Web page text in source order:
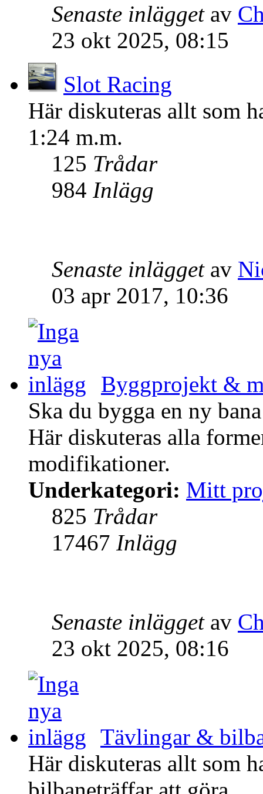
Senaste inläggetav
23 okt 2025, 08:15
Slot Racing
Här diskuteras allt som
1:24 m.m.
125 Trådar
984 Inlägg
Senaste inläggetav
03 apr 2017, 10:36
Byggprojekt &
Ska du bygga en ny
Här diskuteras alla
modifikationer.
Underkategori: Mitt
825 Trådar
17467 Inlägg
Senaste inläggetav
23 okt 2025, 08:16
Tävlingar &
Här diskuteras allt som